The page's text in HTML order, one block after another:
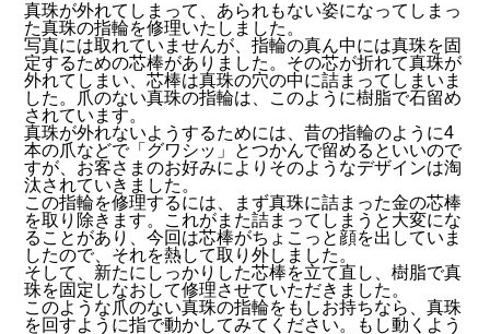
真珠が外れてしまって、あられもない姿になってしまっ
た真珠の指輪を修理いたしました。
写真には取れていませんが、指輪の真ん中には真珠を固
定するための芯棒がありました。その芯が折れて真珠が
外れてしまい、芯棒は真珠の穴の中に詰まってしまいま
した。爪のない真珠の指輪は、このように樹脂で石留め
されています。
真珠が外れないようするためには、昔の指輪のように4
本の爪などで「グワシッ」とつかんで留めるといいので
すが、お客さまのお好みによりそのようなデザインは淘
汰されていきました。
この指輪を修理するには、まず真珠に詰まった金の芯棒
を取り除きます。これがまた詰まってしまうと大変にな
ることがあり、今回は芯棒がちょこっと顔を出していま
したので、それを熱して取り外しました。
そして、新たにしっかりした芯棒を立て直し、樹脂で真
珠を固定しなおして修理させていただきました。
このような爪のない真珠の指輪をもしお持ちなら、真珠
を回すように指で動かしてみてください。もし動くよう